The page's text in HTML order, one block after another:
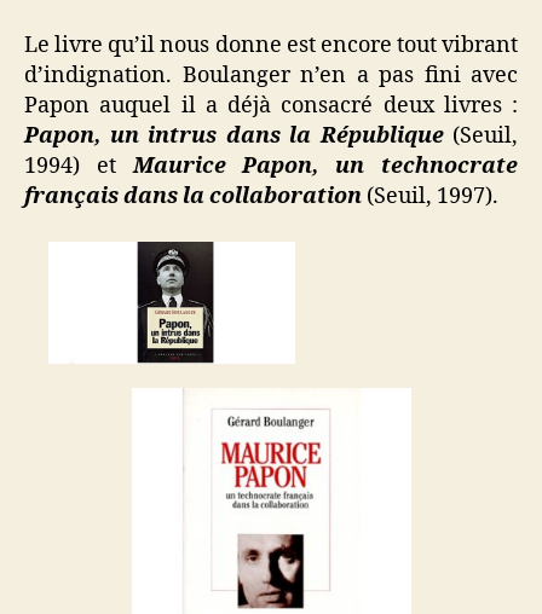
Le livre qu’il nous donne est encore tout vibrant
d’indignation. Boulanger n’en a pas fini avec
Papon auquel il a déjà consacré deux livres :
Papon, un intrus dans la République (Seuil,
1994) etMaurice Papon, un technocrate
français dans la collaboration (Seuil, 1997).